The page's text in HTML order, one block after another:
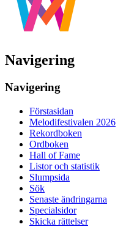
Navigering
Navigering
Förstasidan
Melodifestivalen 2026
Rekordboken
Ordboken
Hall of Fame
Listor och statistik
Slumpsida
Sök
Senaste ändringarna
Specialsidor
Skicka rättelser